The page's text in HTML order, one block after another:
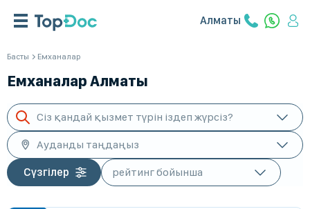
Алматы
Басты Емханалар
Емханалар Алматы
Сіз қандай қызмет түрін іздеп жүрсіз?
Ауданды таңдаңыз
Сүзгілер